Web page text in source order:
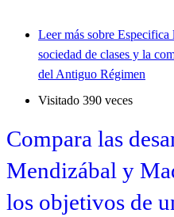
Leer más sobre Especifica
sociedad de clases y la
del Antiguo Régimen
Visitado 390 veces
Compara las
Mendizábal y
los objetivos de